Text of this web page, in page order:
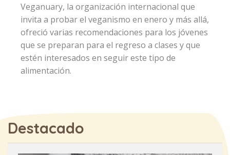
Veganuary, la organización internacional que
invita a probar el veganismo en enero y más allá,
ofreció varias recomendaciones para los jóvenes
que se preparan para el regreso a clases y que
estén interesados en seguir este tipo de
alimentación.
Destacado